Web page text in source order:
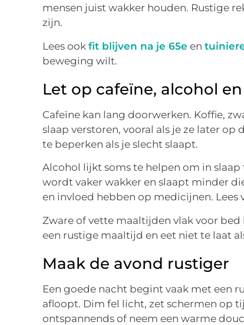
mensen juist wakker houden. Rustige
zijn.
Lees ook fit blijven na je 65e en
beweging wilt.
Let op cafeïne, alcohol
Cafeïne kan lang doorwerken. Koffie,
slaap verstoren, vooral als je ze later
te beperken als je slecht slaapt.
Alcohol lijkt soms te helpen om in
wordt vaker wakker en slaapt minder
en invloed hebben op medicijnen. Lees
Zware of vette maaltijden vlak voor bed
een rustige maaltijd en eet niet te laat
Maak de avond rustiger
Een goede nacht begint vaak met een
afloopt. Dim fel licht, zet schermen op
ontspannends of neem een warme